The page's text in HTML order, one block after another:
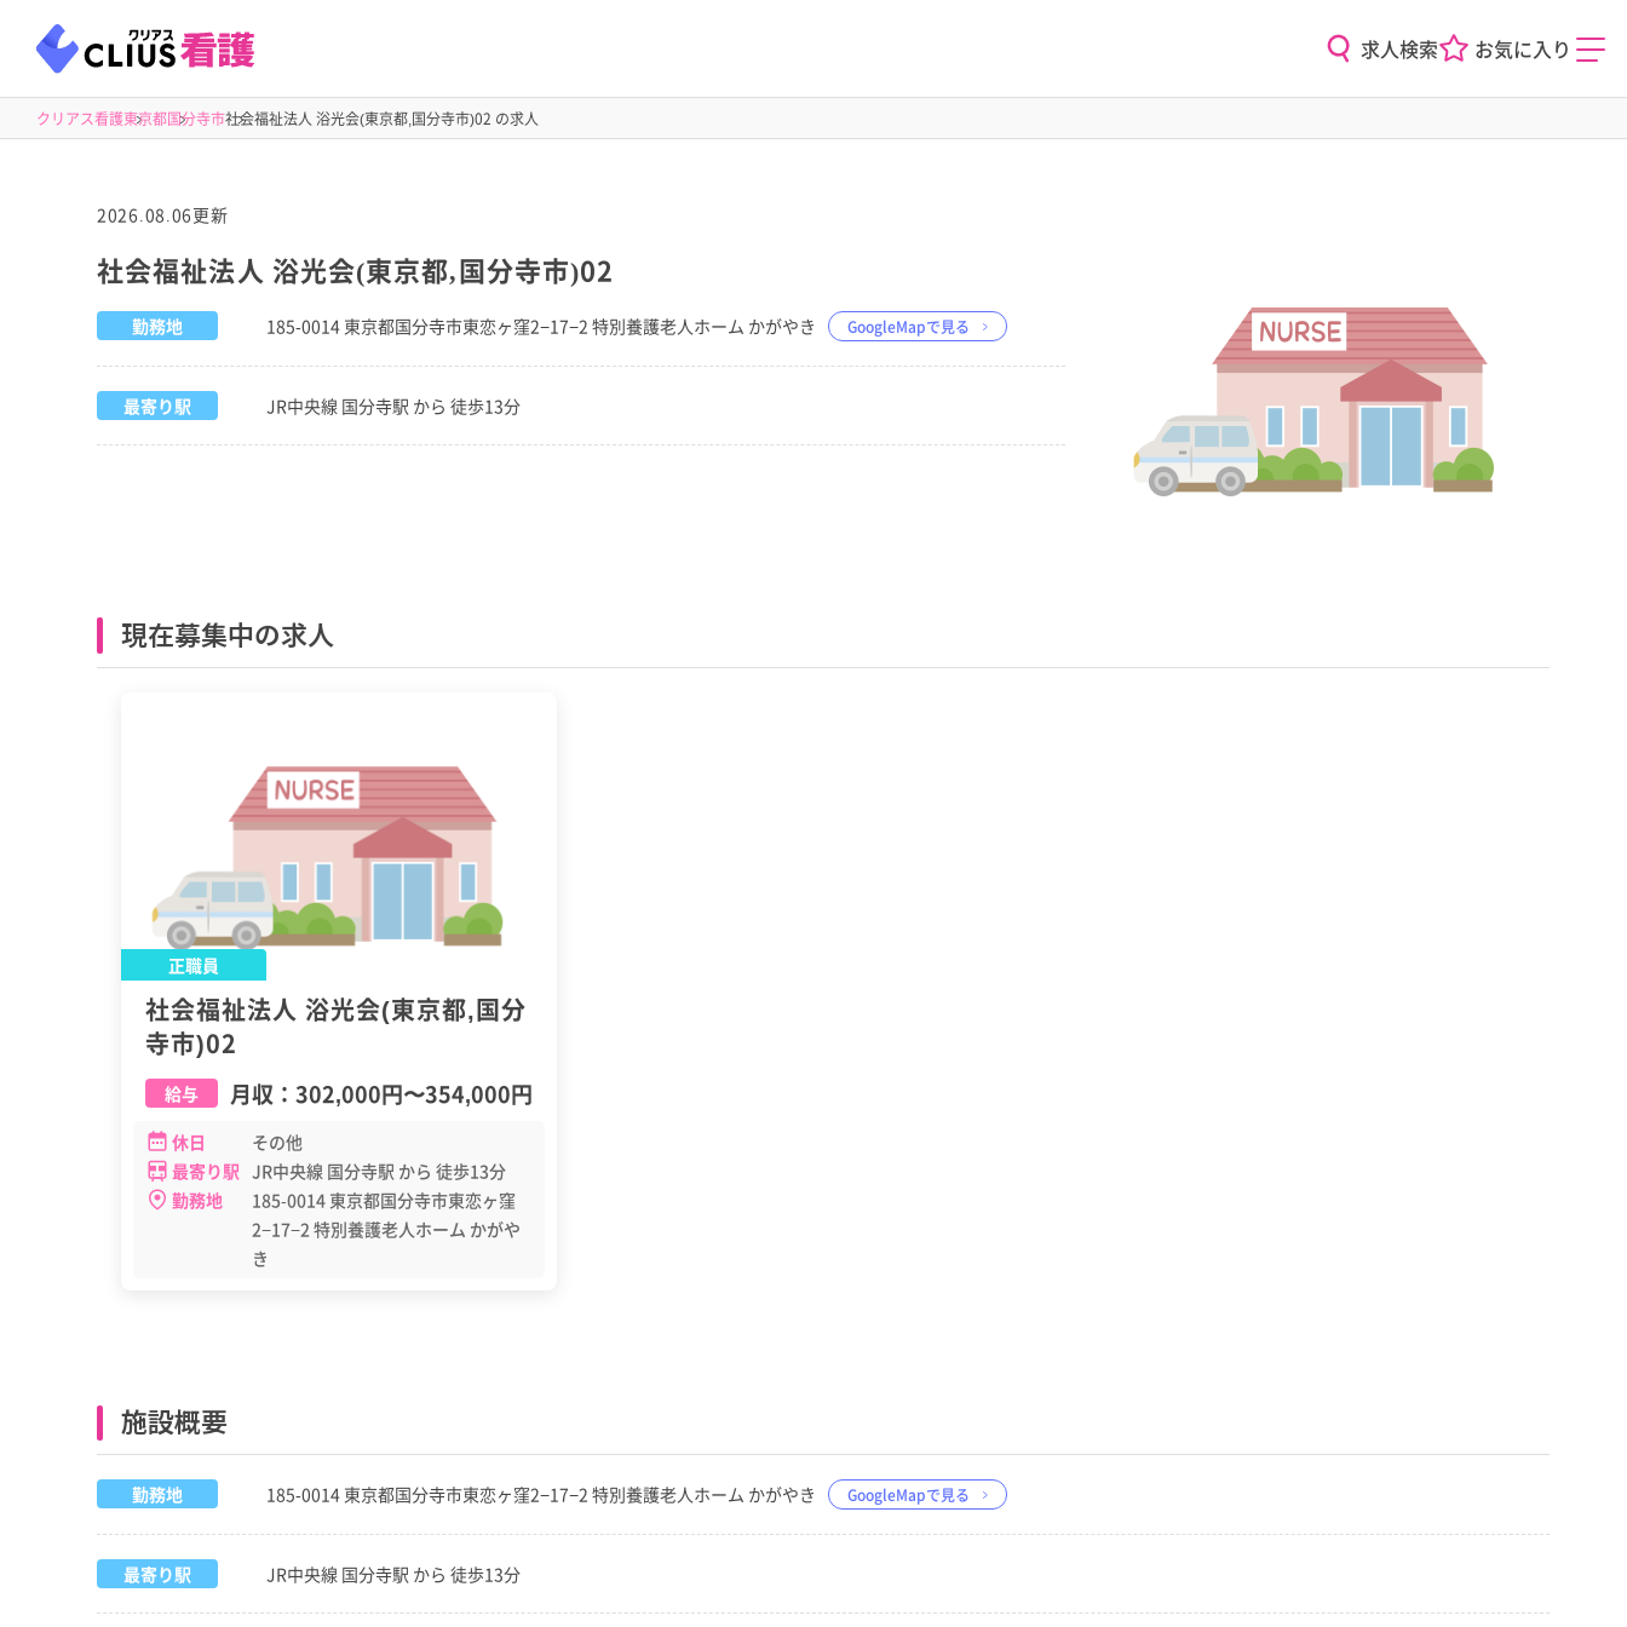
求人検索 お気に入り
クリアス看護東京都国分寺市社会福祉法人 浴光会(東京都,国分寺市)02 の求人
2026.08.06更新
社会福祉法人 浴光会(東京都,国分寺市)02
勤務地 185-0014 東京都国分寺市東恋ヶ窪2−17−2 特別養護老人ホーム かがやき GoogleMapで見る
最寄り駅 JR中央線 国分寺駅 から 徒歩13分
現在募集中の求人
正職員
社会福祉法人 浴光会(東京都,国分
寺市)02
給与 月収： 302,000円〜354,000円
休日
その他
最寄り駅 JR中央線 国分寺駅 から 徒歩13分
勤務地
185-0014 東京都国分寺市東恋ヶ窪
2−17−2 特別養護老人ホーム かがや
き
施設概要
勤務地 185-0014 東京都国分寺市東恋ヶ窪2−17−2 特別養護老人ホーム かがやき GoogleMapで見る
最寄り駅 JR中央線 国分寺駅 から 徒歩13分